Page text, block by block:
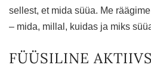
sellest, et mida süüa. Me
– mida, millal, kuidas ja miks
FÜÜSILINE